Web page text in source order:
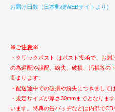
お届け日数（日本郵便WEBサイトより）
※ご注意※
・クリックポスト はポスト投函で、お
の為遅配や誤配、紛失、破損、汚損等の
高まります。
・配送途中での破損や紛失につきまして
・規定サイズが厚さ30mmまでとなりま
います。特典の缶バッヂなどは内部で